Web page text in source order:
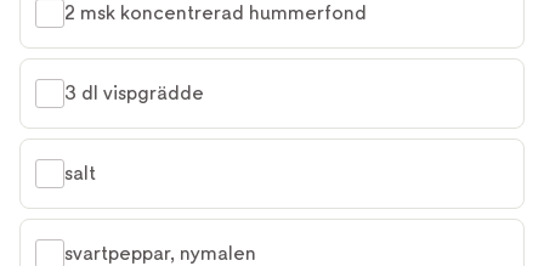
2 msk koncentrerad hummerfond
3 dl vispgrädde
salt
svartpeppar, nymalen